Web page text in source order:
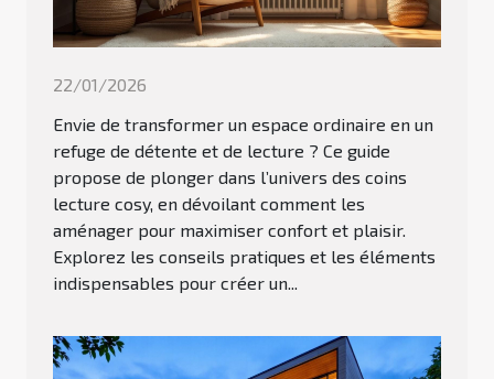
22/01/2026
Envie de transformer un espace ordinaire en un
refuge de détente et de lecture ? Ce guide
propose de plonger dans l’univers des coins
lecture cosy, en dévoilant comment les
aménager pour maximiser confort et plaisir.
Explorez les conseils pratiques et les éléments
indispensables pour créer un...